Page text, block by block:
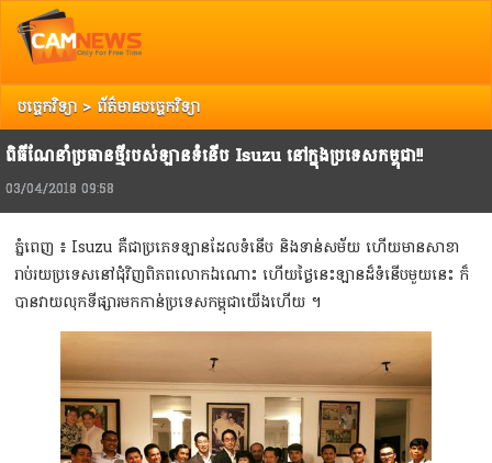
បច្ចេកវិទ្យា > ព័ត៌មានបច្ចេកវិទ្យា
ពិធីណែនាំប្រធានថ្មីរបស់ឡានទំនើប Isuzu នៅក្នុងប្រទេសកម្ពុជា!!
03/04/2018 09:58
ភ្នំពេញ ៖ Isuzu គឺជាប្រភេទឡានដែលទំនើប និងទាន់សម័យ ហើយមានសាខា
រាប់រយប្រទេសនៅជុំវិញពិភពលោកឯណោះ ហើយថ្ងៃនេះឡានដ៏ទំនើបមួយនេះ ក៏
បានវាយលុកទីផ្សារមកកាន់ប្រទេសកម្ពុជាយើងហើយ ។
រាល់ការរិះគន់ កែលំអ បញ្ចេញយោបល់ អ្នកអាចទាក់ទង Camnews តាមរយៈ Email: